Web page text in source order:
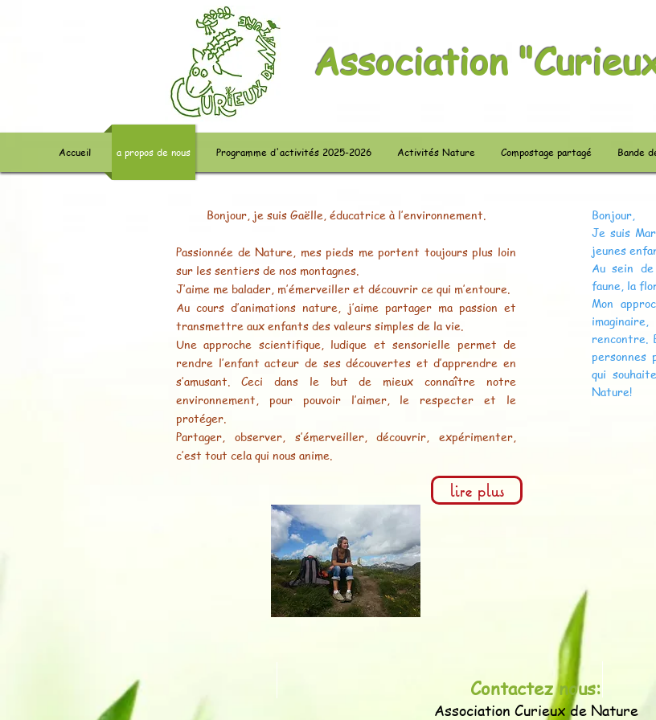
Association
Accueil a propos de nous Programme d'activités 2025-2026 Activités Nature Compostage partagé Bande
Bonjour, je suis Gaëlle, éducatrice à l’environnement.
Passionnée de Nature, mes pieds me portent toujours plus loin
sur les sentiers de nos montagnes.
J’aime me balader, m’émerveiller et découvrir ce qui m’entoure.
Au cours d’animations nature, j’aime partager ma passion et
transmettre aux enfants des valeurs simples de la vie.
Une approche scientifique, ludique et sensorielle permet de
rendre l’enfant acteur de ses découvertes et d’apprendre en
s’amusant. Ceci dans le but de mieux connaître notre
environnement, pour pouvoir l’aimer, le respecter et le
protéger.
Partager, observer, s’émerveiller, découvrir, expérimenter,
c’est tout cela qui nous anime.
lire plus
Bonjour,
Je suis
jeunes
Au sein
faune, la
Mon
rencontre.
personnes
qui
Nature!
Contactez nous:
Association Curieux de Nature